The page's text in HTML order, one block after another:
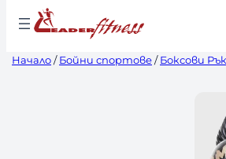
Начало/Бойни спортове/Боксови